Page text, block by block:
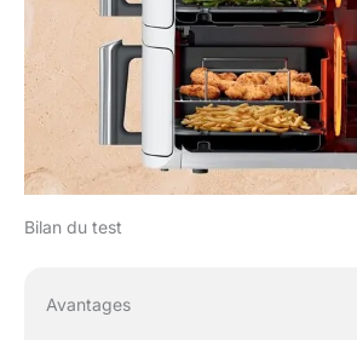
Bilan du test
Avantages